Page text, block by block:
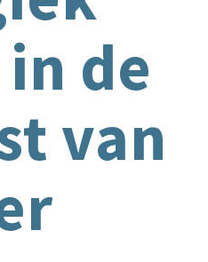
de
van